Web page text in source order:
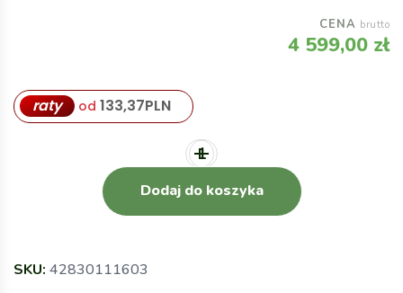
CENA brutto
4 599,00 zł
raty od 133,37PLN
Dodaj do koszyka
SKU: 42830111603